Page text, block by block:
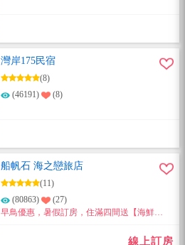
灣岸175民宿
(8)
(46191)
(8)
船帆石 海之戀旅店
(11)
(80863)
(27)
早鳥優惠，暑假訂房，住滿四間送【海鮮
線上訂房